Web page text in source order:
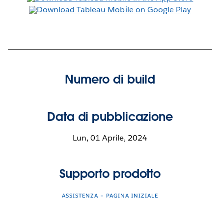
Numero di build
Data di pubblicazione
Lun, 01 Aprile, 2024
Supporto prodotto
ASSISTENZA – PAGINA INIZIALE